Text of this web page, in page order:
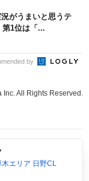
況がうまいと思うテ
1位は「...
by
All Rights Reserved.
エリア 日野CL